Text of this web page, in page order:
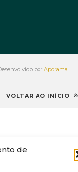
de
por Aporama
VOLTAR AO INÍCIO